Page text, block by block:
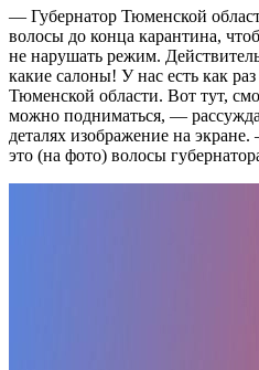
— Губернатор Тюменской
волосы до конца карантина,
не нарушать режим.
какие салоны! У нас есть как
Тюменской области. Вот тут,
можно подниматься, —
деталях изображение на
это (на фото) волосы